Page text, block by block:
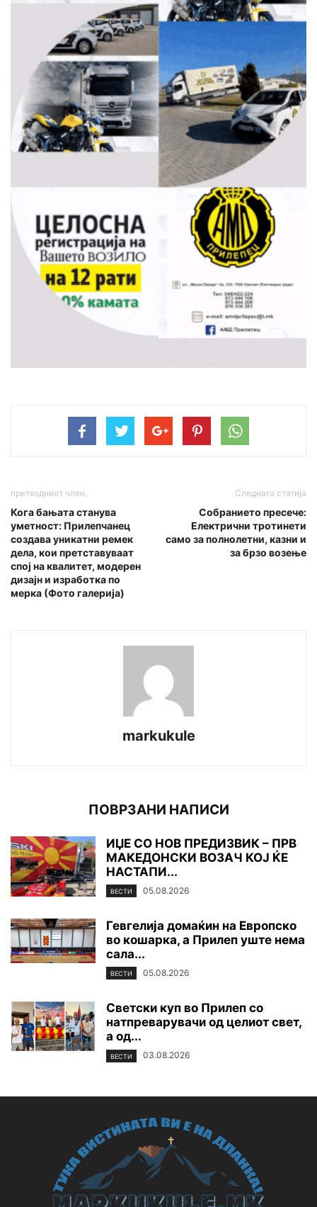
претходниот член,
Кога бањата станува
уметност: Прилепчанец
создава уникатни ремек
дела, кои претставуваат
спој на квалитет, модерен
дизајн и изработка по
мерка (Фото галерија)
Следната статија
Собранието пресече:
Електрични тротинети
само за полнолетни, казни и
за брзо возење
markukule
ПОВРЗАНИ НАПИСИ
ИЏЕ СО НОВ ПРЕДИЗВИК – ПРВ
МАКЕДОНСКИ ВОЗАЧ КОЈ ЌЕ
НАСТАПИ...
ВЕСТИ 05.08.2026
Гевгелија домаќин на Европско
во кошарка, а Прилеп уште нема
сала...
ВЕСТИ 05.08.2026
Светски куп во Прилеп со
натпреварувачи од целиот свет,
а од...
ВЕСТИ 03.08.2026